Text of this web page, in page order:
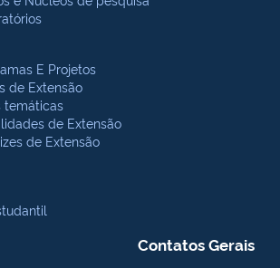
E Projetos
de Extensão
temáticas
de Extensão
de Extensão
Contatos Gerais